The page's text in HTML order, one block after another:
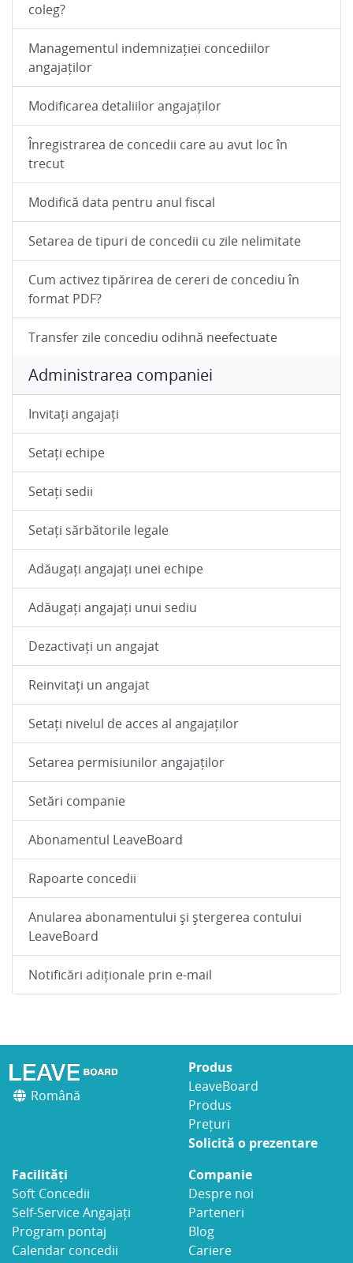
coleg?
Managementul indemnizației concediilor
angajaților
Modificarea detaliilor angajaților
Înregistrarea de concedii care au avut loc în
trecut
Modifică data pentru anul fiscal
Setarea de tipuri de concedii cu zile nelimitate
Cum activez tipărirea de cereri de concediu în
format PDF?
Transfer zile concediu odihnă neefectuate
Administrarea companiei
Invitați angajați
Setați echipe
Setați sedii
Setați sărbătorile legale
Adăugați angajați unei echipe
Adăugați angajați unui sediu
Dezactivați un angajat
Reinvitați un angajat
Setați nivelul de acces al angajaților
Setarea permisiunilor angajaților
Setări companie
Abonamentul LeaveBoard
Rapoarte concedii
Anularea abonamentului și ștergerea contului
LeaveBoard
Notificări adiționale prin e-mail
Română
Produs
LeaveBoard
Produs
Prețuri
Solicită o prezentare
Facilități
Soft Concedii
Self-Service Angajați
Program pontaj
Calendar concedii
Companie
Despre noi
Parteneri
Blog
Cariere